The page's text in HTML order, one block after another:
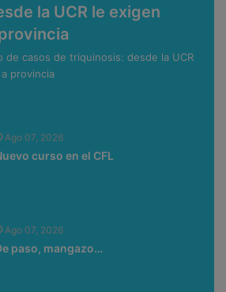
la UCR le exigen
de casos de triquinosis: desde la UCR
provincia
Ago 07, 2026
curso en el CFL
Ago 07, 2026
paso, mangazo…